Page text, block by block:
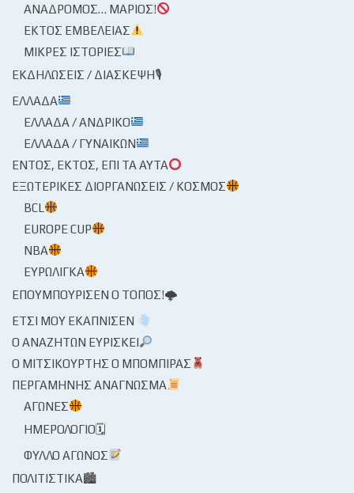
ΑΝΆΔΡΟΜΟΣ… ΜΆΡΙΟΣ!
ΕΚΤΌΣ ΕΜΒΈΛΕΙΑΣ
ΜΙΚΡΈΣ ΙΣΤΟΡΊΕΣ
ΕΚΔΗΛΏΣΕΙΣ / ΔΙΆΣΚΕΨΗ🎙
ΕΛΛΆΔΑ
ΕΛΛΆΔΑ / ΑΝΔΡΙΚΌ
ΕΛΛΆΔΑ / ΓΥΝΑΙΚΏΝ
ΕΝΤΌΣ, ΕΚΤΌΣ, ΕΠΊ ΤΑ ΑΥΤΆ
ΕΞΩΤΕΡΙΚΈΣ ΔΙΟΡΓΑΝΏΣΕΙΣ / ΚΌΣΜΟΣ
BCL
EUROPE CUP
NBA
ΕΥΡΩΛΊΓΚΑ
ΕΠΟΥΜΠΟΎΡΙΣΕΝ Ο ΤΌΠΟΣ!🌩
ΈΤΣΙ ΜΟΥ ΕΚΆΠΝΙΣΕΝ
Ο ΑΝΑΖΗΤΏΝ ΕΥΡΊΣΚΕΙ
Ο ΜΙΤΣΙΚΟΥΡΤΉΣ Ο ΜΠΌΜΠΙΡΑΣ
ΠΕΡΓΑΜΗΝΉΣ ΑΝΆΓΝΩΣΜΑ
ΑΓΏΝΕΣ
ΗΜΕΡΟΛΌΓΙΟ🗓
ΦΎΛΛΟ ΑΓΏΝΟΣ
ΠΟΛΙΤΙΣΤΙΚΆ🏙